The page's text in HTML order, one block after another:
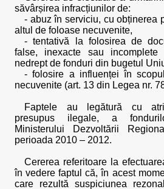
săvârșirea infracțiunilor de:
- abuz în serviciu, cu obținerea
altul de foloase necuvenite,
- tentativă la folosirea de
false, inexacte sau
nedrept de fonduri din bugetul
- folosire a influenței în
necuvenite (art. 13 din Legea nr.
Faptele au legătură cu
presupus ilegale, a
Ministerului Dezvoltării
perioada 2010 – 2012.
Cererea referitoare la
în vedere faptul că, în acest
care rezultă suspiciunea